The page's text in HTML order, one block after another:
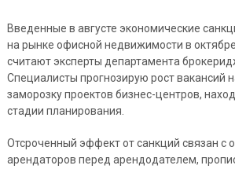
Введенные в августе экономические
на рынке офисной недвижимости в
считают эксперты департамента
Специалисты прогнозирую рост вакансий
заморозку проектов бизнес-центров,
стадии планирования.
Отсроченный эффект от санкций связан с
арендаторов перед арендодателем,